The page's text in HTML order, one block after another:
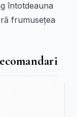
întotdeauna
frumusețea